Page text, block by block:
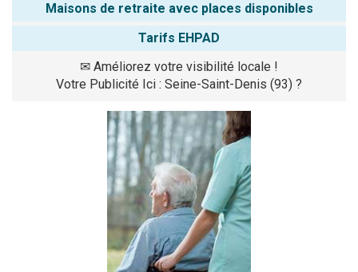
Maisons de retraite avec places disponibles
Tarifs EHPAD
✉ Améliorez votre visibilité locale !
Votre Publicité Ici : Seine-Saint-Denis (93) ?